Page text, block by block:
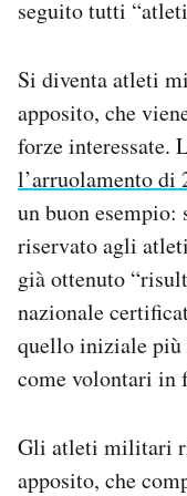
seguito tutti
Si diventa atleti
apposito, che
forze interessate.
l’arruolamento
un buon esempio:
riservato agli
già ottenuto
nazionale
quello iniziale
come volontari in
Gli atleti militari
apposito, che